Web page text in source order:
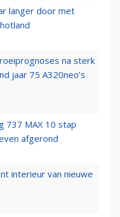
langer door met
na sterk
jaar 75 A320neo’s
737 MAX 10 stap
afgerond
interieur van nieuwe